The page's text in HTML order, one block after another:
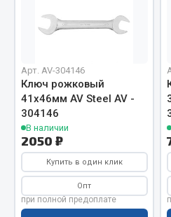
Кольца уплотнительные
Манжеты
Паронит
Патрубки
Прокладки
Рукава высокого давления
Показать ещё
Весь раздел
Арт. AV-304146
Ключ рожковый
41х46мм AV Steel AV -
304146
В наличии
2050 ₽
Купить в один клик
Опт
при полной предоплате